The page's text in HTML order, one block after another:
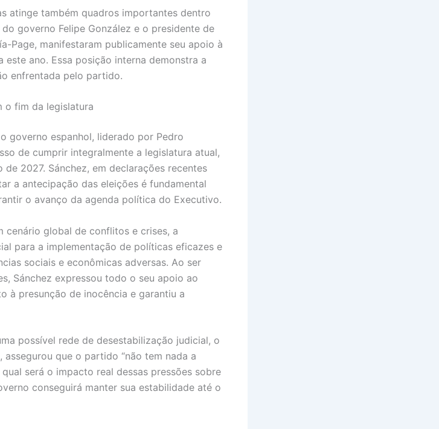
atinge também quadros importantes dentro
governo Felipe González e o presidente de
Page, manifestaram publicamente seu apoio à
este ano. Essa posição interna demonstra a
enfrentada pelo partido.
o fim da legislatura
governo espanhol, liderado por Pedro
de cumprir integralmente a legislatura atual,
2027. Sánchez, em declarações recentes
a antecipação das eleições é fundamental
o avanço da agenda política do Executivo.
cenário global de conflitos e crises, a
para a implementação de políticas eficazes e
sociais e econômicas adversas. Ao ser
Sánchez expressou todo o seu apoio ao
à presunção de inocência e garantiu a
possível rede de desestabilização judicial, o
assegurou que o partido “não tem nada a
será o impacto real dessas pressões sobre
conseguirá manter sua estabilidade até o